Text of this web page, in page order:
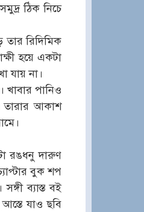
ঠিক নিচে
রিদিমিক
হয়ে একটা
যায় না।
খাবার পানিও
তারার আকাশ
রঙধনু দারুণ
বুক শপ
ব্যাস্ত বই
যাও ছবি